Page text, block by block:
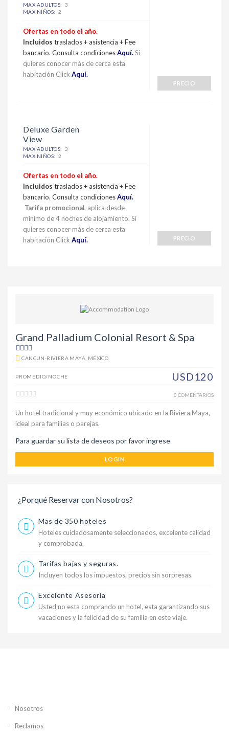
MAX ADULTOS: 3
MAX NIÑOS: 2
Ofertas en todo el año.
Incluidos traslados + asistencia + Fee
bancario. Consulta condicionesAquí.Si
quieres conocer más de cerca esta
habitación Click Aquí.
PRECIO
Deluxe Garden
View
MAX ADULTOS: 3
MAX NIÑOS: 2
Ofertas en todo el año.
Incluidos traslados + asistencia + Fee
bancario. Consulta condicionesAquí.
Tarifa promocional, aplica desde
mínimo de 4 noches de alojamiento. Si
quieres conocer más de cerca esta
habitación Click Aquí. PRECIO
Grand Palladium Colonial Resort & Spa
CANCUN-RIVIERA MAYA, MÉXICO
PROMEDIO/NOCHE USD120
0 COMENTARIOS
Un hotel tradicional y muy económico ubicado en la Riviera Maya,
ideal para familias o parejas.
Para guardar su lista de deseos por favor ingrese
LOGIN
¿Porqué Reservar con Nosotros?
Mas de 350 hoteles
Hoteles cuidadosamente seleccionados, excelente calidad
y comprobada.
Tarifas bajas y seguras.
Incluyen todos los impuestos, precios sin sorpresas.
Excelente Asesoría
Usted no esta comprando un hotel, esta garantizando sus
vacaciones y la felicidad de su familia en este viaje.
Nosotros
Reclamos